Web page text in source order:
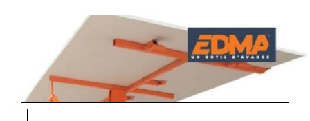
Batimedialive